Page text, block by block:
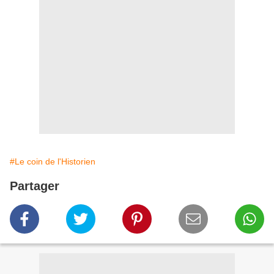
#Le coin de l'Historien
Partager